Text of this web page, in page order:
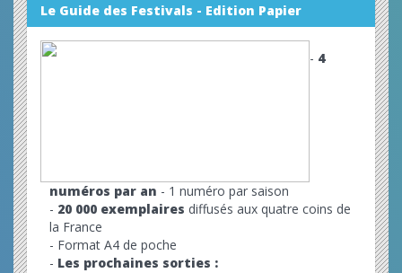
Le Guide des Festivals - Edition Papier
- 4
numéros par an - 1 numéro par saison
- 20 000 exemplaires diffusés aux quatre coins de
la France
- Format A4 de poche
- Les prochaines sorties :